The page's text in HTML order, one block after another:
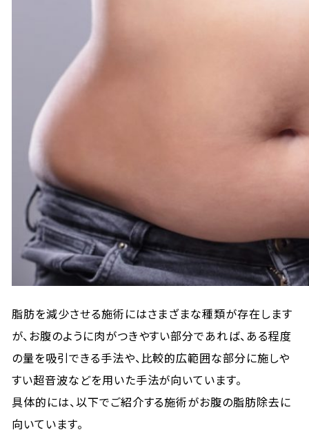
脂肪を減少させる施術にはさまざまな種類が存在します
が、お腹のように肉がつきやすい部分であれば、ある程度
の量を吸引できる手法や、比較的広範囲な部分に施しや
すい超音波などを用いた手法が向いています。
具体的には、以下でご紹介する施術がお腹の脂肪除去に
向いています。